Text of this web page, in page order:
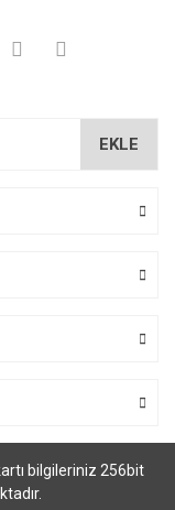
EKLE
bilgileriniz 256bit